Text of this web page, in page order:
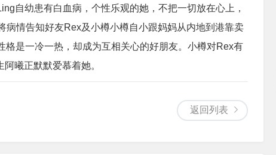
自幼患有白血病，个性乐观的她，不把一切放在心上，
情告知好友Rex及小樽小樽自小跟妈妈从内地到港靠卖
是一冷一热，却成为互相关心的好朋友。小樽对Rex有
曦正默默爱慕着她。
返回列表